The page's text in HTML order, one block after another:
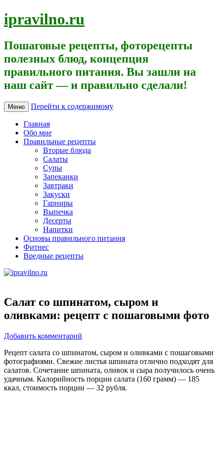
ipravilno.ru
Пошаговые рецепты, фоторецепты
полезных блюд, концепция
правильного питания. Вы зашли на
наш сайт — и правильно сделали!
Меню Перейти к содержимому
Главная
Обо мне
Правильные рецепты
Вторые блюда
Салаты
Супы
Запеканки
Завтраки
Закуски
Гарниры
Выпечка
Десерты
Напитки
Основы правильного питания
Фитнес
Вредные рецепты
Салат со шпинатом, сыром и
оливками: рецепт с пошаговыми фото
Добавить комментарий
Рецепт салата со шпинатом, сыром и оливками с пошаговыми
фотографиями. Свежие листья шпината отлично подходят для
салатов. Сочетание шпината, оливок и сыра получилось очень
удачным. Калорийность порции салата (160 грамм) — 185
ккал, стоимость порции — 32 рубля.